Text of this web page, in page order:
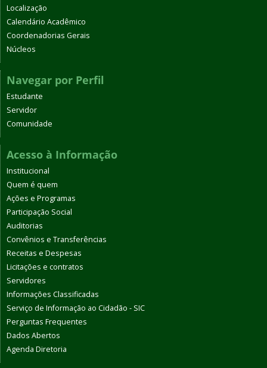
Localização
Calendário Acadêmico
Coordenadorias Gerais
Núcleos
Navegar por Perfil
Estudante
Servidor
Comunidade
Acesso à Informação
Institucional
Quem é quem
Ações e Programas
Participação Social
Auditorias
Convênios e Transferências
Receitas e Despesas
Licitações e contratos
Servidores
Informações Classificadas
Serviço de Informação ao Cidadão - SIC
Perguntas Frequentes
Dados Abertos
Agenda Diretoria